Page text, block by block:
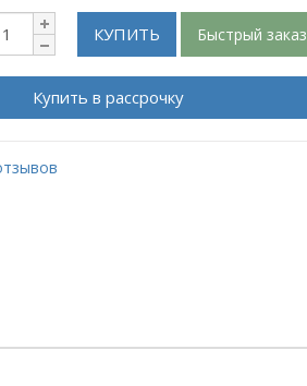
КУПИТЬ Быстрый заказ
Купить в рассрочку